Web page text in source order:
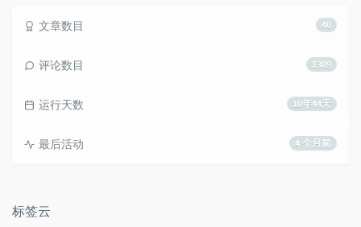
40
文章数目
1309
评论数目
10年44天
运行天数
4 个月前
最后活动
标签云